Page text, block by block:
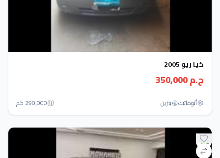
كيا ريو 2005
ج.م 350,000
أتوماتيك‎ بنزين 290,000 كم